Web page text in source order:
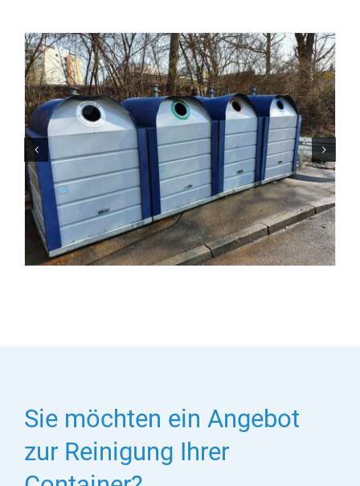
Sie möchten ein Angebot
zur Reinigung Ihrer